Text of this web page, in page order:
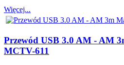
Więcej...
Przewód USB 3.0 AM - AM
MCTV-611